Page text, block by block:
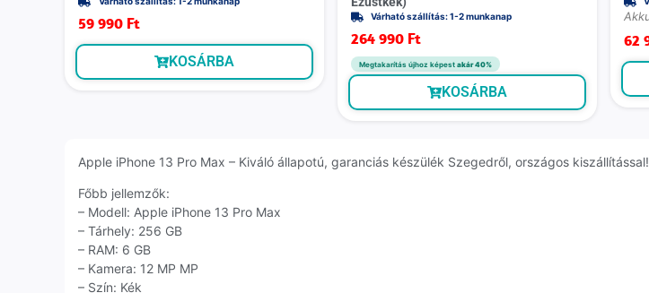
59 990 Ft
KOSÁRBA
Várható szállítás: 1-2 munkanap
264 990 Ft
Megtakarítás újhoz képest akár 40%
KOSÁRBA
62
Apple iPhone 13 Pro Max – Kiváló állapotú, garanciás készülék Szegedről, országos kiszállítással!
Főbb jellemzők:
– Modell: Apple iPhone 13 Pro Max
– Tárhely: 256 GB
– RAM: 6 GB
– Kamera: 12 MP MP
– Szín: Kék